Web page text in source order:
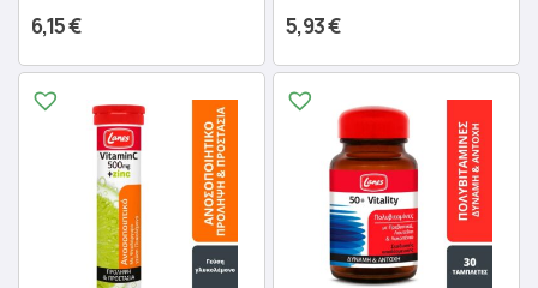
6,15€ 5,93€